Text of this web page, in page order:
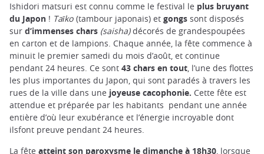
Ishidori matsuri est connu comme le festival le plus bruyant
du Japon ! Taīko (tambour japonais) et gongs sont disposés
sur d’immenses chars (saisha)décorés de grandespoupées
en carton et de lampions. Chaque année, la fête commence à
minuit le premier samedi du mois d’août, et continue
pendant 24 heures. Ce sont 43 chars en tout, l’une des flottes
les plus importantes du Japon, qui sont paradés à travers les
rues de la ville dans une joyeuse cacophonie. Cette fête est
attendue et préparée par les habitants pendant une année
entière d’où leur exubérance et l’énergie incroyable dont
ilsfont preuve pendant 24 heures.
La fête atteint son paroxysme le dimanche à 18h30 , lorsque